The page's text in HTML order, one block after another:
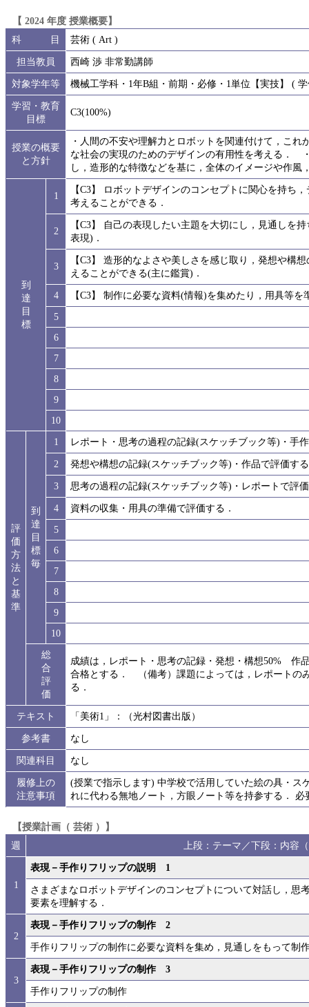
【 2024 年度 授業概要】
科 目
芸術 ( Art )
担当教員
西崎 渉 非常勤講師
対象学年等
機械工学科・1年B組・前期・必修・1単位【実技】 (
学習・教育
目標
C3(100%)
授業の概要
と方針
・人間の不安や理解力とロボットを関連付けて，こ
な社会の実現のためのデザインの有用性を考える．
し，造形的な特徴などを基に，全体のイメージや作風
到
達
目
標
1
【C3】 ロボットデザインのコンセプトに関心を持ち
考えることができる．
2
【C3】 自己の表現したい主題を大切にし，見通しを
表現)．
3
【C3】 造形的なよさや美しさを感じ取り，発想や構
えることができる(主に鑑賞)．
4
【C3】 制作に必要な資料(情報)を集めたり，用具等
5
6
7
8
9
10
評
価
方
法
と
基
準
到
達
目
標
毎
1
レポート・思考の過程の記録(スケッチブック等)・手
2
発想や構想の記録(スケッチブック等)・作品で評価
3
思考の過程の記録(スケッチブック等)・レポートで評
4
資料の収集・用具の準備で評価する．
5
6
7
8
9
10
総
合
評
価
成績は，レポート・思考の記録・発想・構想50% 作
合格とする． （備考）課題によっては，レポートの
る．
テキスト
「美術1」：（光村図書出版）
参考書
なし
関連科目
なし
履修上の
注意事項
(授業で指示します) 中学校で活用していた絵の具・
れに代わる無地ノート，方眼ノート等を持参する． 必
【授業計画（ 芸術 ）】
週
上段：テーマ／下段：内容
1
表現－手作りフリップの説明 1
さまざまなロボットデザインのコンセプトについて対話し，思
要素を理解する．
2
表現－手作りフリップの制作 2
手作りフリップの制作に必要な資料を集め，見通しをもって制
3
表現－手作りフリップの制作 3
手作りフリップの制作